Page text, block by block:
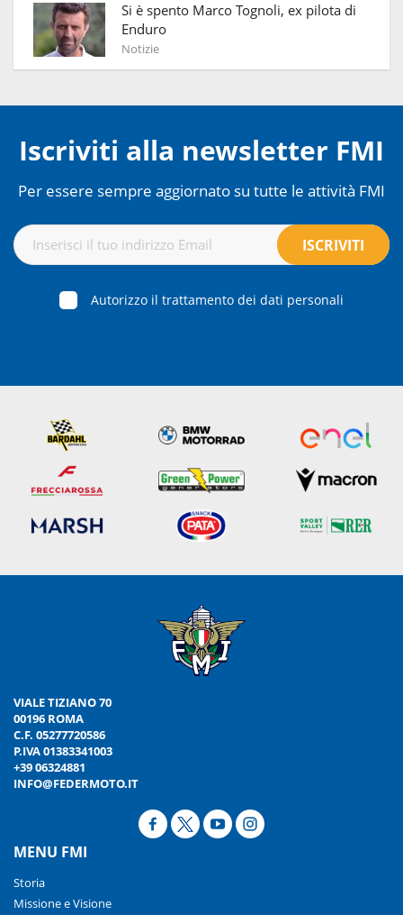
Si è spento Marco Tognoli, ex pilota di
Enduro
Notizie
Iscriviti alla newsletter FMI
Per essere sempre aggiornato su tutte le attività FMI
Autorizzo il trattamento dei dati personali
VIALE TIZIANO 70
00196 ROMA
C.F. 05277720586
P.IVA 01383341003
+39 06324881
INFO@FEDERMOTO.IT
MENU FMI
Storia
Missione e Visione